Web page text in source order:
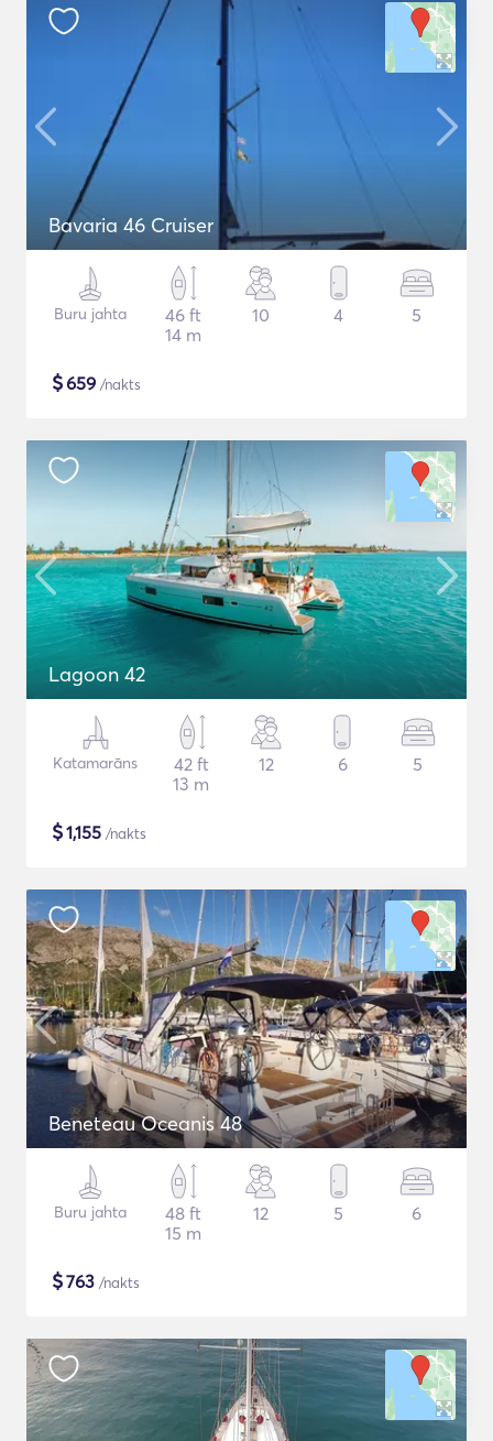
Bavaria 46 Cruiser
Buru jahta
46 ft
14 m
10 4 5
$659 /nakts
Lagoon 42
Katamarāns
42 ft
13 m
12 6 5
$1,155 /nakts
Beneteau Oceanis 48
Buru jahta
48 ft
15 m
12 5 6
$763 /nakts